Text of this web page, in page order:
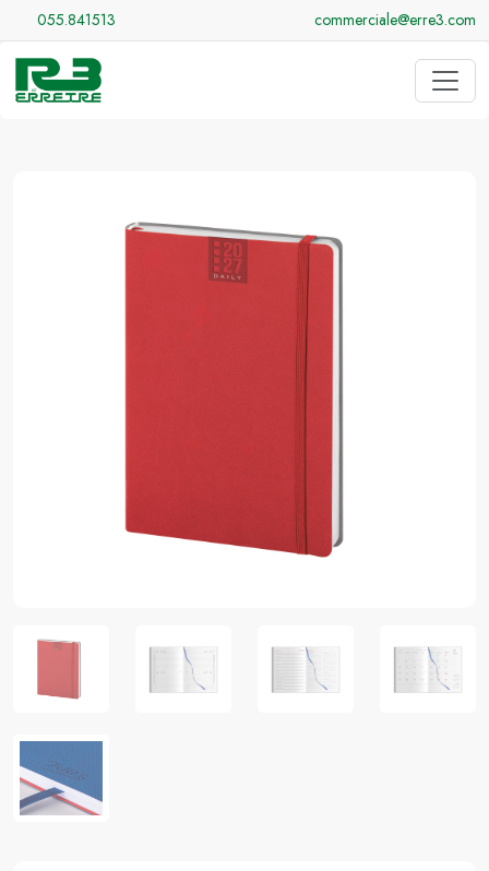
055.841513 commerciale@erre3.com